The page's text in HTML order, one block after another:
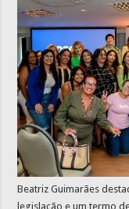
Beatriz Guimarães
legislação e um termo